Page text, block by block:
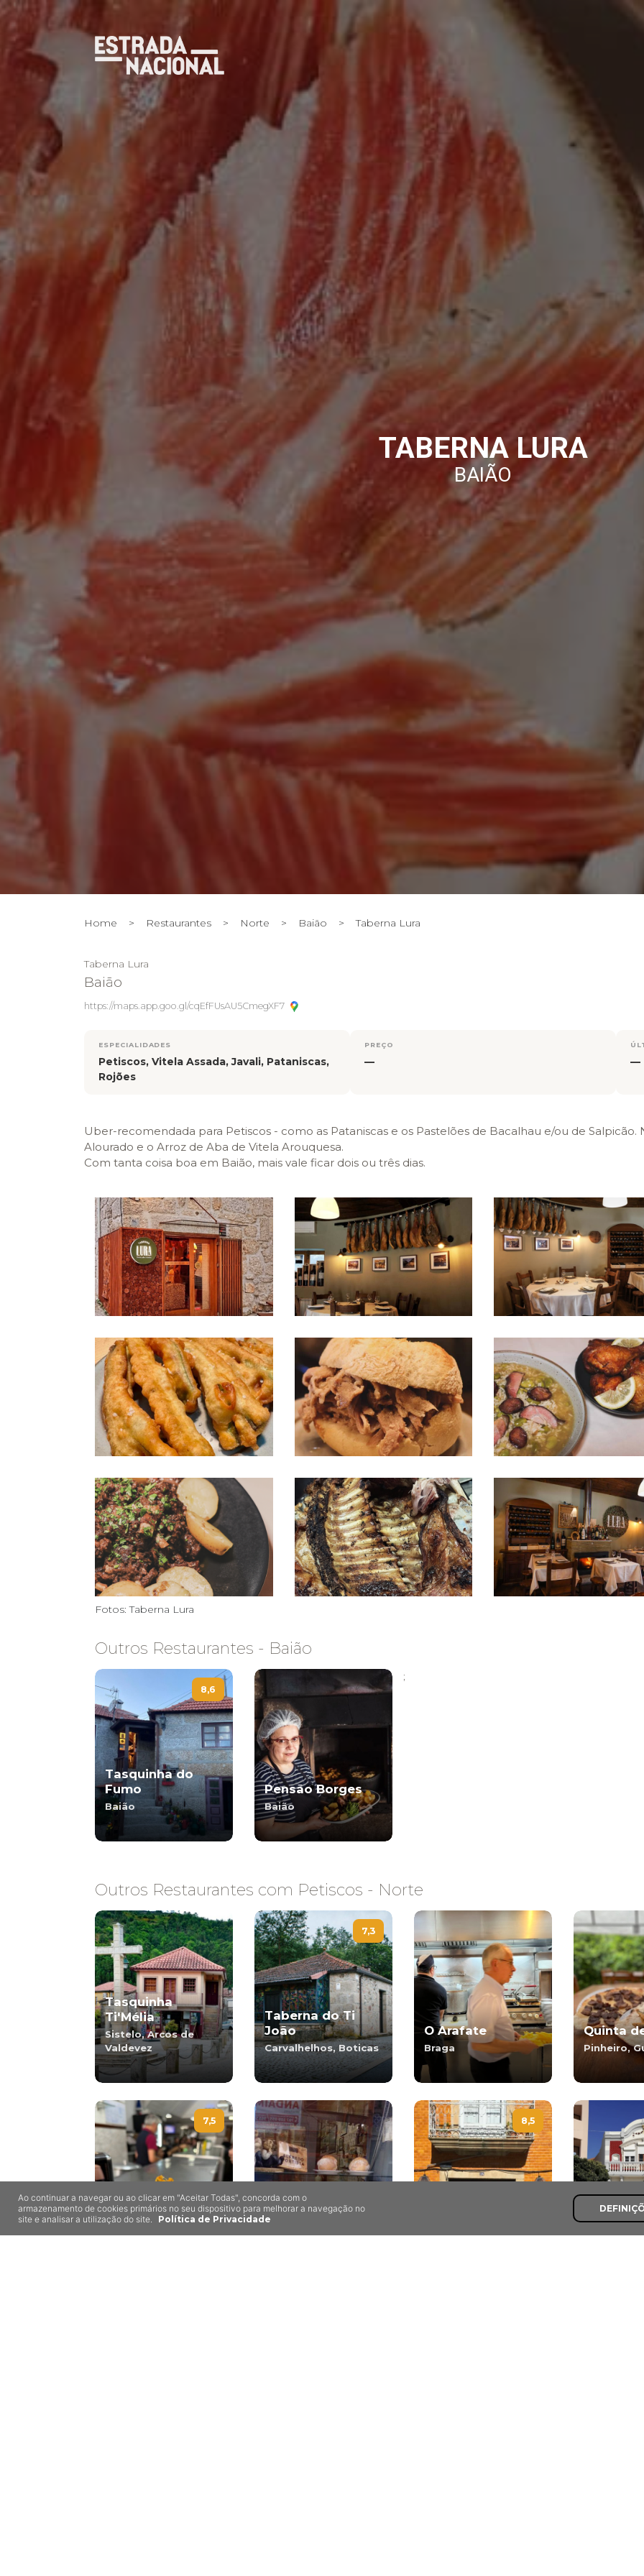
TABERNA LURA
BAIÃO
Home > Restaurantes > Norte > Baião >Taberna Lura
Taberna Lura
Baião
https://maps.app.goo.gl/cqEfFUsAU5CmegXF7
ESPECIALIDADES
Petiscos, Vitela Assada, Javali, Pataniscas,
Rojões
PREÇO
— —
Uber-recomendada para Petiscos - como as Pataniscas e os Pastelões de Bacalhau e/ou de Salpicão.
Alourado e o Arroz de Aba de Vitela Arouquesa.
Com tanta coisa boa em Baião, mais vale ficar dois ou três dias.
Fotos: Taberna Lura
Outros Restaurantes - Baião
8,6
Tasquinha do
Fumo
Baião
Pensão Borges
Baião
;
Outros Restaurantes com Petiscos - Norte
Tasquinha
Ti'Mélia
Sistelo, Arcos de
Valdevez
7,3
Taberna do Ti
João
Carvalhelhos, Boticas
O Arafate
Braga
Quinta
Pinheiro,
7,5
Casa Expresso
Porto
Alfredo Portista
Porto
8,5
Torre de Moncorvo
A
Vila Praia
Ao continuar a navegar ou ao clicar em "Aceitar Todas", concorda com o
armazenamento de cookies primários no seu dispositivo para melhorar a navegação no
site e analisar a utilização do site.
Política de Privacidade